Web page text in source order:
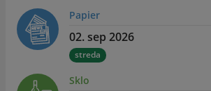
Papier
02. sep 2026
streda
Sklo